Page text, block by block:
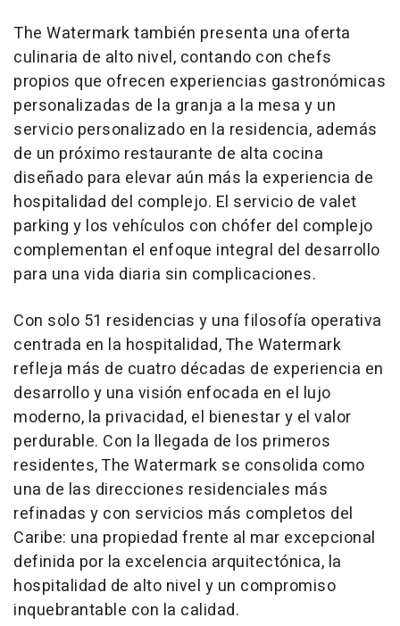
The Watermark también presenta una oferta
culinaria de alto nivel, contando con chefs
propios que ofrecen experiencias gastronómicas
personalizadas de la granja a la mesa y un
servicio personalizado en la residencia, además
de un próximo restaurante de alta cocina
diseñado para elevar aún más la experiencia de
hospitalidad del complejo. El servicio de valet
parking y los vehículos con chófer del complejo
complementan el enfoque integral del desarrollo
para una vida diaria sin complicaciones.
Con solo 51 residencias y una filosofía operativa
centrada en la hospitalidad, The Watermark
refleja más de cuatro décadas de experiencia en
desarrollo y una visión enfocada en el lujo
moderno, la privacidad, el bienestar y el valor
perdurable. Con la llegada de los primeros
residentes, The Watermark se consolida como
una de las direcciones residenciales más
refinadas y con servicios más completos del
Caribe: una propiedad frente al mar excepcional
definida por la excelencia arquitectónica, la
hospitalidad de alto nivel y un compromiso
inquebrantable con la calidad.